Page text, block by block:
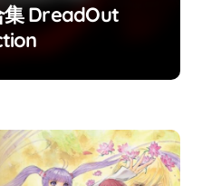
集 DreadOut